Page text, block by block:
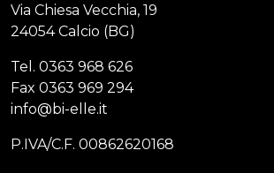
Via Chiesa Vecchia, 19
24054 Calcio (BG)
Tel. 0363 968 626
Fax 0363 969 294
info@bi-elle.it
P.IVA/C.F. 00862620168